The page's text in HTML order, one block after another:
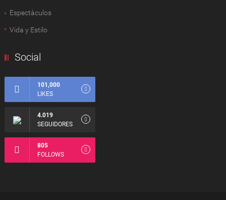
Espectàculos
Vida y Estilo
Social
101,000
LIKES
4.019
SEGUIDORES
805
FOLLOWS